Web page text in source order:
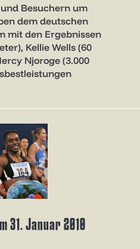
Besuchern um
dem deutschen
mit den Ergebnissen
Kellie Wells (60
Njoroge (3.000
31. Januar 2010